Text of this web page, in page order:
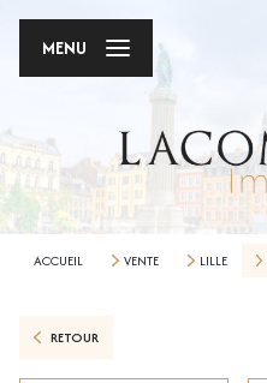
MENU
ACCUEIL VENTE LILLE
RETOUR